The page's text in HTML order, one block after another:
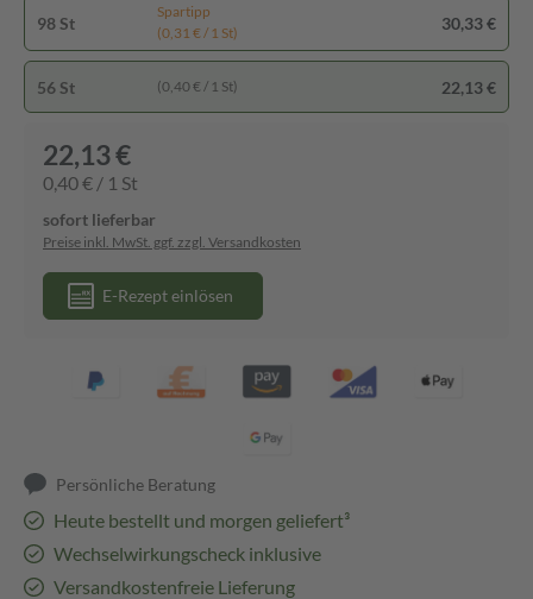
98 St
Spartipp
(0,31 € / 1 St)
30,33 €
56 St (0,40 € / 1 St) 22,13 €
22,13 €
0,40 € / 1 St
sofort lieferbar
Preise inkl. MwSt. ggf. zzgl. Versandkosten
E-Rezept einlösen
Persönliche Beratung
Heute bestellt und morgen geliefert³
Wechselwirkungscheck inklusive
Versandkostenfreie Lieferung